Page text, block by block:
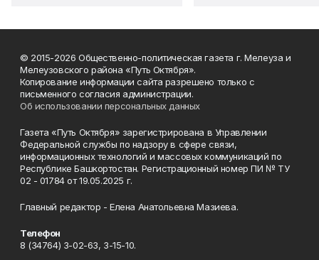
© 2015-2026 Общественно-политическая газета г. Мелеуза и
Мелеузовского района «Путь Октября».
Копирование информации сайта разрешено только с
письменного согласия администрации.
Об использовании персональных данных
Газета «Путь Октября» зарегистрирована в Управлении
Федеральной службы по надзору в сфере связи,
информационных технологий и массовых коммуникаций по
Республике Башкортостан. Регистрационный номер ПИ № ТУ
02 - 01784 от 19.05.2025 г.
Главный редактор - Елена Анатольевна Мазиева.
Телефон
8 (34764) 3-02-63, 3-15-10.